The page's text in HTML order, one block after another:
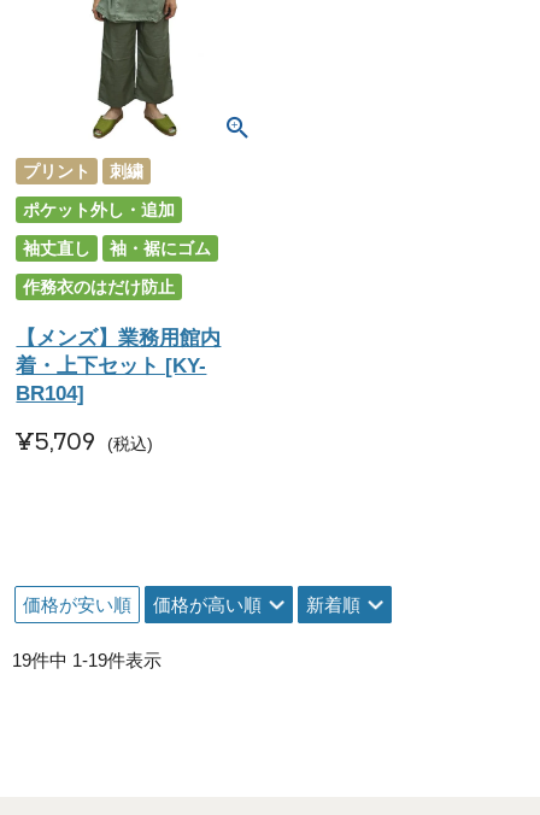
プリント
刺繍
ポケット外し・追加
袖丈直し
袖・裾にゴム
作務衣のはだけ防止
【メンズ】業務用館内
着・上下セット [KY-
BR104]
¥5,709 税込
価格が安い順 価格が高い順 新着順
19件中 1-19件表示